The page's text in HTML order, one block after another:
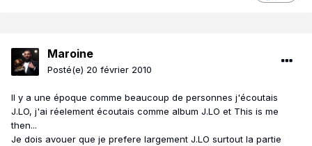
Maroine
Posté(e) 20 février 2010
Il y a une époque comme beaucoup de personnes j'écoutais
J.LO, j'ai réelement écoutais comme album J.LO et This is me
then...
Je dois avouer que je prefere largement J.LO surtout la partie